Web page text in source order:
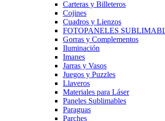
Carteras y Billeteros
Cojines
Cuadros y Lienzos
FOTOPANELES
Gorras y Complementos
Iluminación
Imanes
Jarras y Vasos
Juegos y Puzzles
Llaveros
Materiales para Láser
Paneles Sublimables
Paraguas
Parches